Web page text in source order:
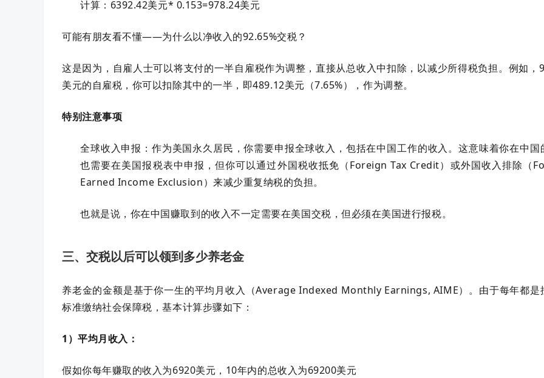
计算：6392.42美元* 0.153=978.24美元
可能有朋友看不懂——为什么以净收入的92.65%交税？
这是因为，自雇人士可以将支付的一半自雇税作为调整，直接从总收入中扣除，以减少所得税负担。例如，
美元的自雇税，你可以扣除其中的一半，即489.12美元（7.65%），作为调整。
特别注意事项
全球收入申报：作为美国永久居民，你需要申报全球收入，包括在中国工作的收入。这意味着你在中国
也需要在美国报税表中申报，但你可以通过外国税收抵免（Foreign Tax Credit）或外国收入排除（
Earned Income Exclusion）来减少重复纳税的负担。
也就是说，你在中国赚取到的收入不一定需要在美国交税，但必须在美国进行报税。
三、交税以后可以领到多少养老金
养老金的金额是基于你一生的平均月收入（Average Indexed Monthly Earnings, AIME）。由于每年都是
标准缴纳社会保障税，基本计算步骤如下：
1）平均月收入：
假如你每年赚取的收入为6920美元，10年内的总收入为69200美元